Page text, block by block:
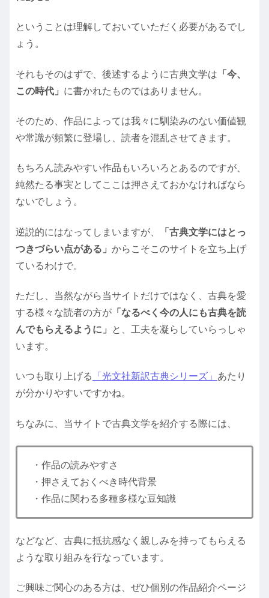
ということは理解しておいていただく必要があるでし
ょう。
それもそのはずで、後述するように古典文学は 「今、
この時代」 に書かれたものではありません。
そのため、作品によっては我々に馴染みのない価値観
や常識が頻繁に登場し、読者を混乱させてきます。
もちろん読みやすい作品もいろいろとあるのですが、
純然たる事実としてここは押さえておかなければなら
ないでしょう。
逆説的にはなってしまいますが、
「古典文学にはとっ
つきづらい点がある」 からこそこのサイトを立ち上げ
ているわけで。
ただし、当然ながら当サイトだけではなく、古典を愛
する様々な読者の方が 「なるべく今の人にも古典を読
んでもらえるように」
と、工夫を凝らしていらっしゃ
います。
いつも取り上げる 「光文社新訳古典シリーズ」 あたり
が分かりやすいですかね。
ちなみに、当サイトで古典文学を紹介する際には、
・作品の読みやすさ
・押さえておくべき時代背景
・作品に関わる多種多様な豆知識
などなど、古典に抵抗感なく親しみを持ってもらえる
ような取り組みを行なっています。
ご興味ご関心のある方は、ぜひ個別の作品紹介ページ